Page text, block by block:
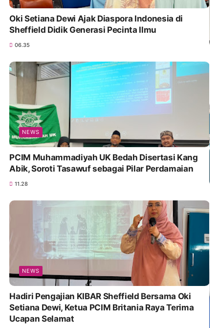
Oki Setiana Dewi Ajak Diaspora Indonesia di
Sheffield Didik Generasi Pecinta Ilmu
06.35
NEWS
PCIM Muhammadiyah UK Bedah Disertasi Kang
Abik, Soroti Tasawuf sebagai Pilar Perdamaian
11.28
NEWS
Hadiri Pengajian KIBAR Sheffield Bersama Oki
Setiana Dewi, Ketua PCIM Britania Raya Terima
Ucapan Selamat